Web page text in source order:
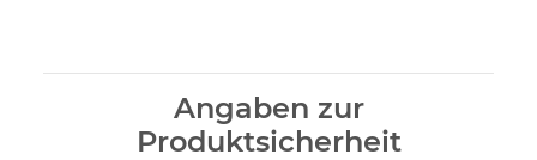
Angaben zur
Produktsicherheit